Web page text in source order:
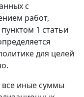
с
работ,
1 статьи
для целей
все иные суммы